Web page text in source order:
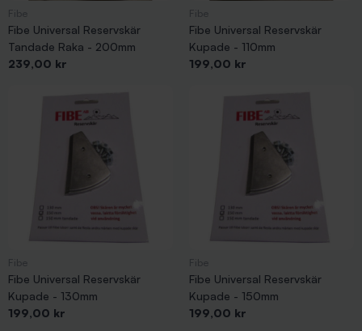
Fibe Universal Reservskär
Tandade Raka - 200mm
Pris
239,00 kr
Fibe Universal Reservskär
Kupade - 110mm
Pris
199,00 kr
Fibe Universal Reservskär
Kupade - 130mm
Pris
199,00 kr
Fibe Universal Reservskär
Kupade - 150mm
Pris
199,00 kr